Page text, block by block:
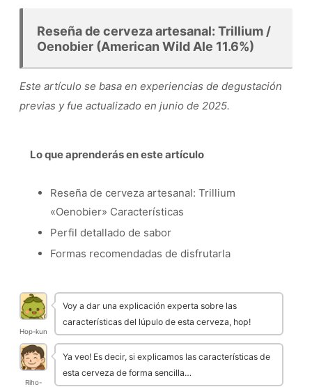
Reseña de cerveza artesanal: Trillium /
Oenobier (American Wild Ale 11.6%)
Este artículo se basa en experiencias de degustación
previas y fue actualizado en junio de 2025.
Lo que aprenderás en este artículo
Reseña de cerveza artesanal: Trillium
«Oenobier» Características
Perfil detallado de sabor
Formas recomendadas de disfrutarla
Hop-kun
Voy a dar una explicación experta sobre las
características del lúpulo de esta cerveza, hop!
Riho-
Ya veo! Es decir, si explicamos las características de
esta cerveza de forma sencilla…